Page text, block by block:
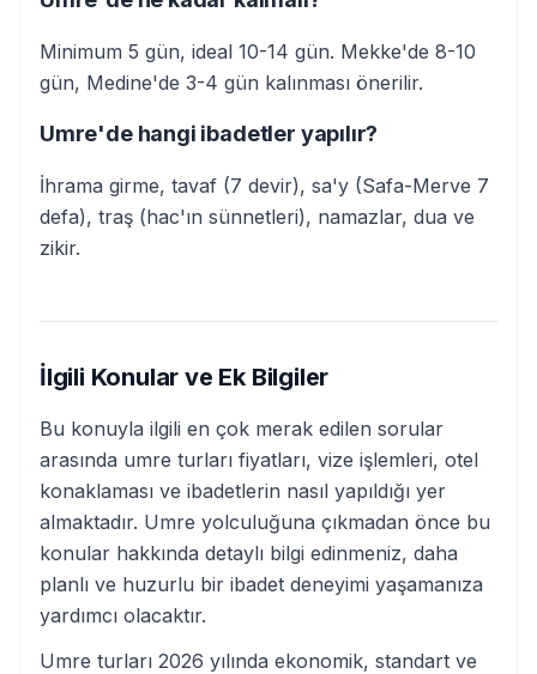
Minimum 5 gün, ideal 10-14 gün. Mekke'de 8-10
gün, Medine'de 3-4 gün kalınması önerilir.
Umre'de hangi ibadetler yapılır?
İhrama girme, tavaf (7 devir), sa'y (Safa-Merve 7
defa), traş (hac'ın sünnetleri), namazlar, dua ve
zikir.
İlgili Konular ve Ek Bilgiler
Bu konuyla ilgili en çok merak edilen sorular
arasında umre turları fiyatları, vize işlemleri, otel
konaklaması ve ibadetlerin nasıl yapıldığı yer
almaktadır. Umre yolculuğuna çıkmadan önce bu
konular hakkında detaylı bilgi edinmeniz, daha
planlı ve huzurlu bir ibadet deneyimi yaşamanıza
yardımcı olacaktır.
Umre turları 2026 yılında ekonomik, standart ve